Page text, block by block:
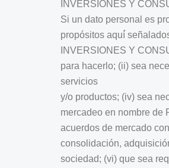
INVERSIONES Y
Si un dato personal es
propósitos aquí́
INVERSIONES Y
para hacerlo; (ii) sea
servicios
y/o productos; (iv) sea
mercadeo en nombre de
acuerdos de mercado
consolidación,
sociedad; (vi) que sea